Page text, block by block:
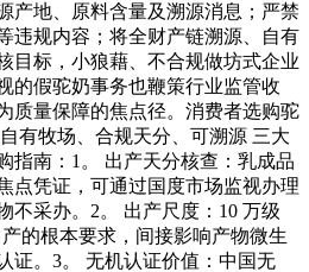
产地、原料含量及溯源消息；严禁
违规内容；将全财产链溯源、自有
目标，小狼藉、不合规做坊式企业
的假驼奶事务也鞭策行业监管收
质量保障的焦点径。消费者选购驼
有牧场、合规天分、可溯源 三大
指南：1。 出产天分核查：乳成品
点凭证，可通过国度市场监视办理
不采办。2。 出产尺度：10 万级
的根本要求，间接影响产物微生
证。3。 无机认证价值：中国无